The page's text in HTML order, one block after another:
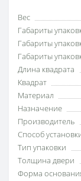
Вес
Габариты
Габариты
Габариты
Длина квадрата
Квадрат
Материал
Назначение
Производитель
Способ
Тип упаковки
Толщина двери
Форма